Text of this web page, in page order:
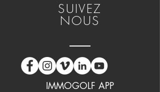
SUIVEZ
NOUS
IMMOGOLF APP